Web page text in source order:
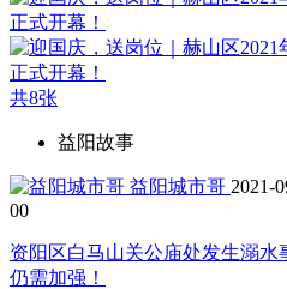
共8张
益阳故事
益阳城市哥 2021-
00
资阳区白马山关公庙处发生溺
仍需加强！